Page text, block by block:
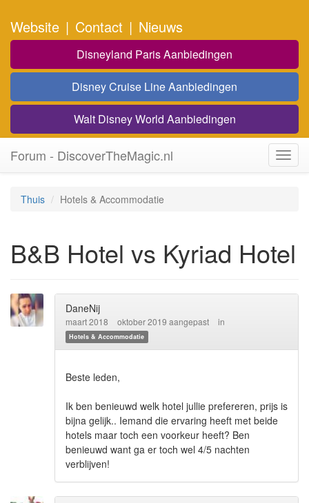
Website | Contact | Nieuws
Disneyland Paris Aanbiedingen
Disney Cruise Line Aanbiedingen
Walt Disney World Aanbiedingen
Forum - DiscoverTheMagic.nl
Thuis Hotels & Accommodatie
B&B Hotel vs Kyriad Hotel
DaneNij
maart 2018 oktober 2019 aangepast in
Hotels & Accommodatie
Beste leden,
Ik ben benieuwd welk hotel jullie prefereren, prijs is
bijna gelijk.. Iemand die ervaring heeft met beide
hotels maar toch een voorkeur heeft? Ben
benieuwd want ga er toch wel 4/5 nachten
verblijven!